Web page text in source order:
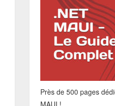
Près de 500 pages
MAUI !